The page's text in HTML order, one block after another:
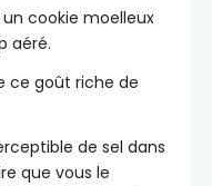
cookie moelleux
aéré.
ce goût riche de
de sel dans
que vous le